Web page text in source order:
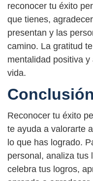
reconocer tu éxito
que tienes,
presentan y las
camino. La gratitud
mentalidad positiva
vida.
Conclusión
Reconocer tu éxito
te ayuda a valorarte
lo que has logrado.
personal, analiza tus
celebra tus logros,